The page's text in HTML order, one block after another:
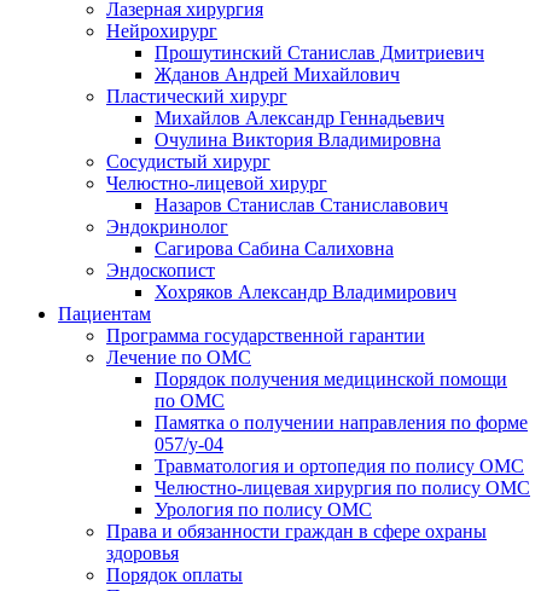
Лазерная хирургия
Нейрохирург
Прошутинский Станислав Дмитриевич
Жданов Андрей Михайлович
Пластический хирург
Михайлов Александр Геннадьевич
Очулина Виктория Владимировна
Сосудистый хирург
Челюстно-лицевой хирург
Назаров Станислав Станиславович
Эндокринолог
Сагирова Сабина Салиховна
Эндоскопист
Хохряков Александр Владимирович
Пациентам
Программа государственной гарантии
Лечение по ОМС
Порядок получения медицинской помощи
по ОМС
Памятка о получении направления по форме
057/у-04
Травматология и ортопедия по полису ОМС
Челюстно-лицевая хирургия по полису ОМС
Урология по полису ОМС
Права и обязанности граждан в сфере охраны
здоровья
Порядок оплаты